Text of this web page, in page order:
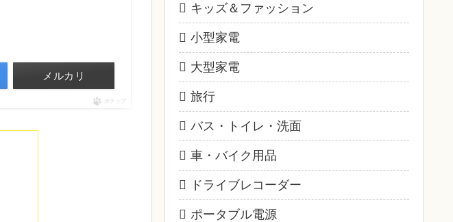
メルカリ
ポチップ
キッズ＆ファッション
小型家電
大型家電
旅行
バス・トイレ・洗面
車・バイク用品
ドライブレコーダー
ポータブル電源